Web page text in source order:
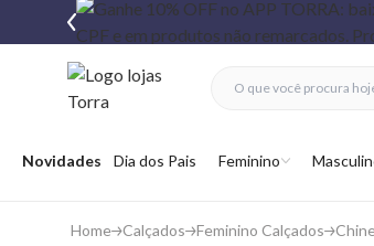
Abrir menu
Novidades Dia dos Pais Feminino
fechar menu
fechar menu
favoritos
Home Calçados Feminino Calçados